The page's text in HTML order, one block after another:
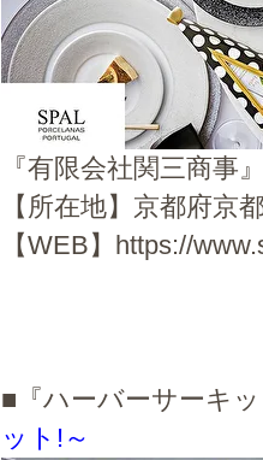
『有限会社関三商事
【所在地】京都府
【WEB】https://
■『ハーバーサー
ット!～